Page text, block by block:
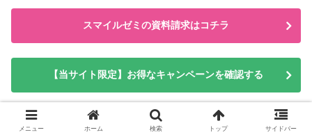
スマイルゼミの資料請求はコチラ
【当サイト限定】お得なキャンペーンを確認する
メニュー ホーム 検索 トップ サイドバー